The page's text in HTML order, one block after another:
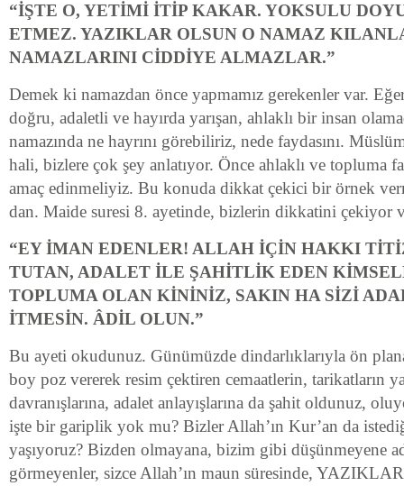
“İŞTE O, YETİMİ İTİP KAKAR. YOKSULU
ETMEZ. YAZIKLAR OLSUN O NAMAZ
NAMAZLARINI CİDDİYE ALMAZLAR.”
Demek ki namazdan önce yapmamız gerekenler var.
doğru, adaletli ve hayırda yarışan, ahlaklı bir insan
namazında ne hayrını görebiliriz, nede faydasını.
hali, bizlere çok şey anlatıyor. Önce ahlaklı ve topluma
amaç edinmeliyiz. Bu konuda dikkat çekici bir örnek
dan. Maide suresi 8. ayetinde, bizlerin dikkatini çekiyor
“EY İMAN EDENLER! ALLAH İÇİN HAKKI
TUTAN, ADALET İLE ŞAHİTLİK EDEN
TOPLUMA OLAN KİNİNİZ, SAKIN HA SİZİ
İTMESİN. ÂDİL OLUN.”
Bu ayeti okudunuz. Günümüzde dindarlıklarıyla ön
boy poz vererek resim çektiren cemaatlerin, tarikatların
davranışlarına, adalet anlayışlarına da şahit oldunuz,
işte bir gariplik yok mu? Bizler Allah’ın Kur’an da
yaşıyoruz? Bizden olmayana, bizim gibi düşünmeyene
görmeyenler, sizce Allah’ın maun süresinde,